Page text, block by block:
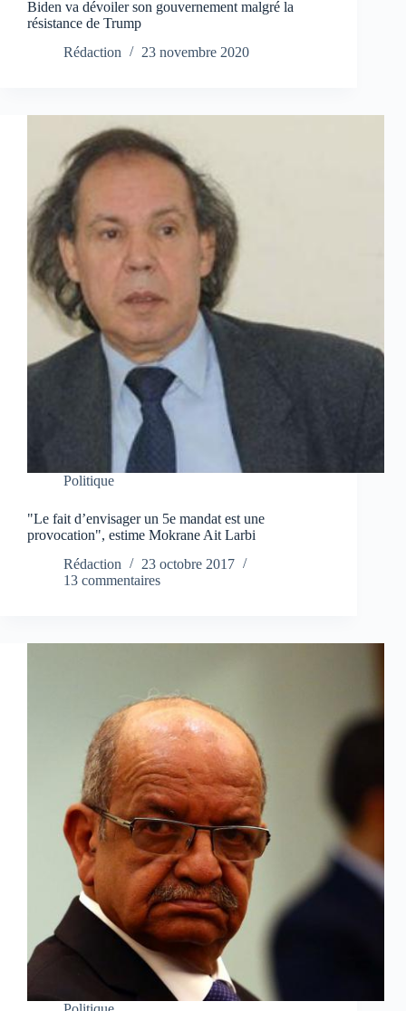
Biden va dévoiler son gouvernement malgré la
résistance de Trump
Rédaction
23 novembre 2020
Politique
"Le fait d’envisager un 5e mandat est une
provocation", estime Mokrane Ait Larbi
Rédaction
23 octobre 2017
13 commentaires